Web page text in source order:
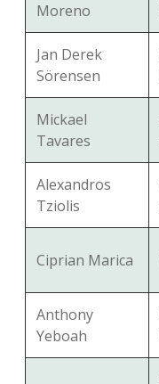
Moreno
Jan Derek
Sörensen
Mickael
Tavares
Alexandros
Tziolis
Ciprian Marica
Anthony
Yeboah